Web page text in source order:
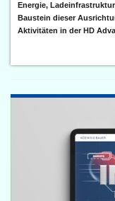
Energie,
Baustein dieser
Aktivitäten in der HD